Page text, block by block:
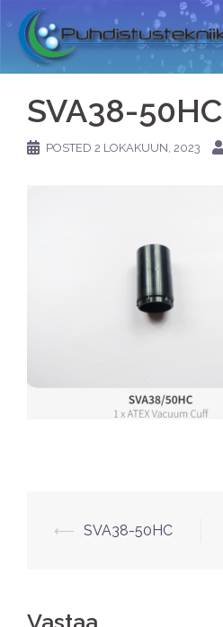
SVA38-50HC
POSTED 2 LOKAKUUN, 2023
⟵ SVA38-50HC